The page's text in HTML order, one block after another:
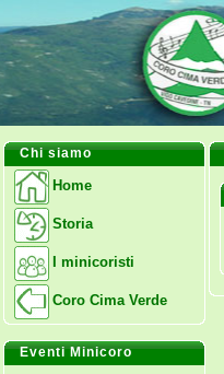
Chi siamo
Home
Storia
I minicoristi
Coro Cima Verde
Eventi Minicoro